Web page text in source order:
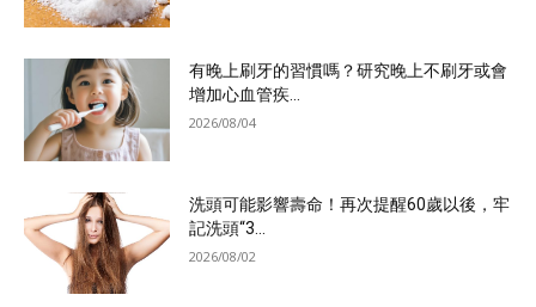
有晚上刷牙的習慣嗎？研究晚上不刷牙或會
增加心血管疾...
2026/08/04
洗頭可能影響壽命！再次提醒60歲以後，牢
記洗頭“3...
2026/08/02